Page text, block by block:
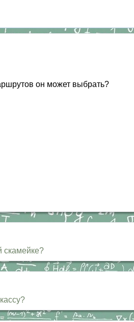
он может выбрать?
скамейке?